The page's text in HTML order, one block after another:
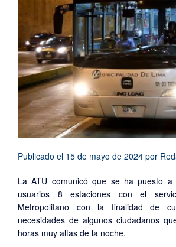
Publicado el 15 de mayo de 2024 por
La ATU comunicó que se ha puesto a
usuarios 8 estaciones con el
Metropolitano con la finalidad de
necesidades de algunos ciudadanos
horas muy altas de la noche.